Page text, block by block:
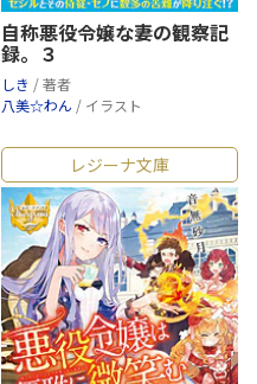
自称悪役令嬢な妻の観察記
録。３
しき / 著者
八美☆わん / イラスト
レジーナ文庫